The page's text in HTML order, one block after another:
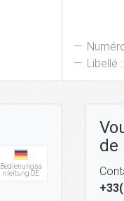
Libellé :
Bedienungsa
nleitung DE
de